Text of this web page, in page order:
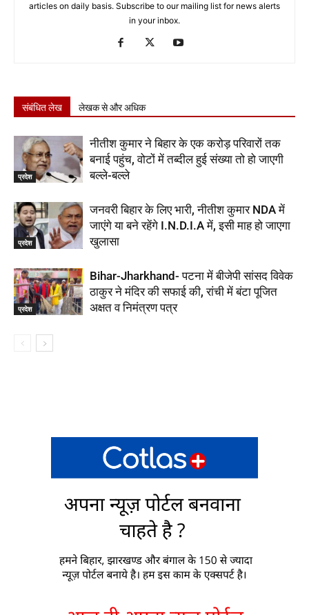
articles on daily basis. Subscribe to our mailing list for news alerts
in your inbox.
संबंधित लेख लेखक से और अधिक
प्रदेश
नीतीश कुमार ने बिहार के एक करोड़ परिवारों तक
बनाई पहुंच, वोटों में तब्दील हुई संख्या तो हो जाएगी
बल्ले-बल्ले
प्रदेश
जनवरी बिहार के लिए भारी, नीतीश कुमार NDA में
जाएंगे या बने रहेंगे I.N.D.I.A में, इसी माह हो जाएगा
खुलासा
प्रदेश
Bihar-Jharkhand- पटना में बीजेपी सांसद विवेक
ठाकुर ने मंदिर की सफाई की, रांची में बंटा पूजित
अक्षत व निमंत्रण पत्र